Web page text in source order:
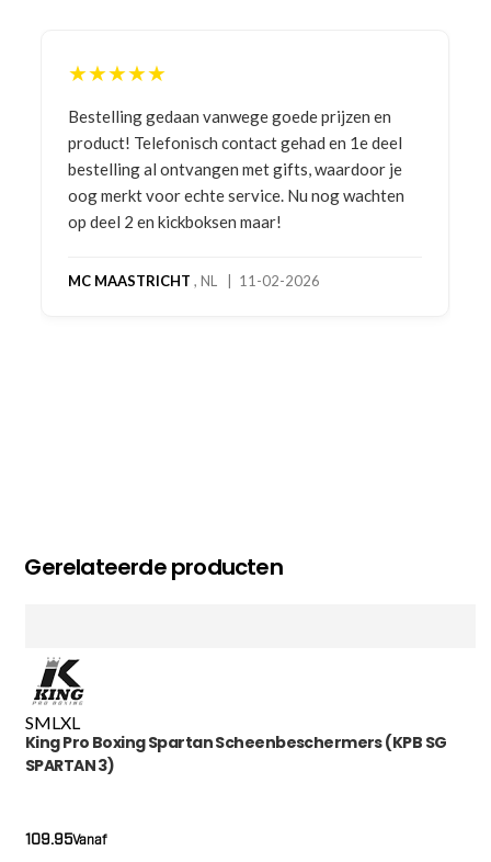
★★★★★
Bestelling gedaan vanwege goede prijzen en
product! Telefonisch contact gehad en 1e deel
bestelling al ontvangen met gifts, waardoor je
oog merkt voor echte service. Nu nog wachten
op deel 2 en kickboksen maar!
MC MAASTRICHT , NL | 11-02-2026
Gerelateerde producten
SML XL
King Pro Boxing Spartan Scheenbeschermers (KPB SG
SPARTAN 3)
Vanaf
109.95